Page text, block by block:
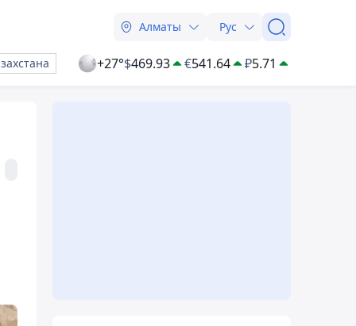
Алматы Рус
+27°$469.93 €541.64 ₽5.71